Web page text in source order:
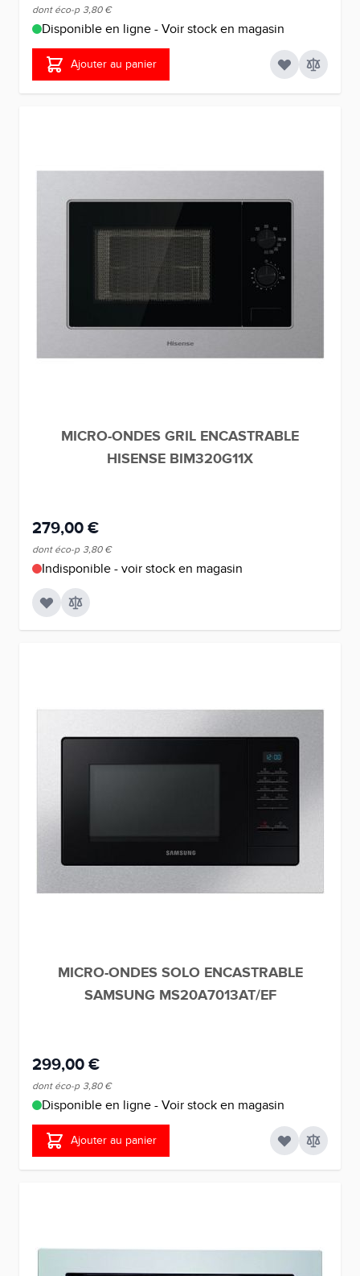
dont éco-p 3,80 €
Disponible en ligne - Voir stock en magasin
Ajouter au panier
MICRO-ONDES GRIL ENCASTRABLE
HISENSE BIM320G11X
279,00 €
dont éco-p 3,80 €
Indisponible - voir stock en magasin
MICRO-ONDES SOLO ENCASTRABLE
SAMSUNG MS20A7013AT/EF
299,00 €
dont éco-p 3,80 €
Disponible en ligne - Voir stock en magasin
Ajouter au panier